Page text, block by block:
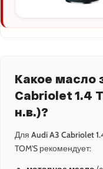
Какое масло
Cabriolet 1.4
н.в.)?
Для Audi A3 Cabriolet
TOM'S рекомендует: